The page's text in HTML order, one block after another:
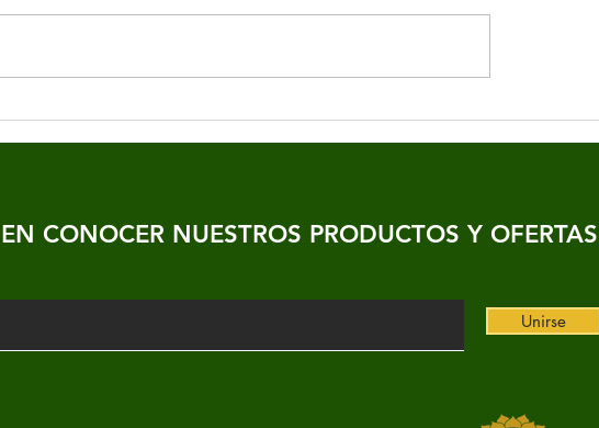
IMPACTA TU SALUD,
MENOPAUSIA
CONOCER NUESTROS PRODUCTOS Y OFERTAS
Unirse